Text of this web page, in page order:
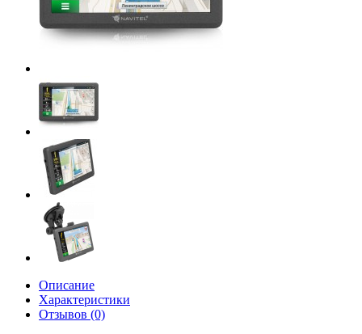
Описание
Характеристики
Отзывов (0)